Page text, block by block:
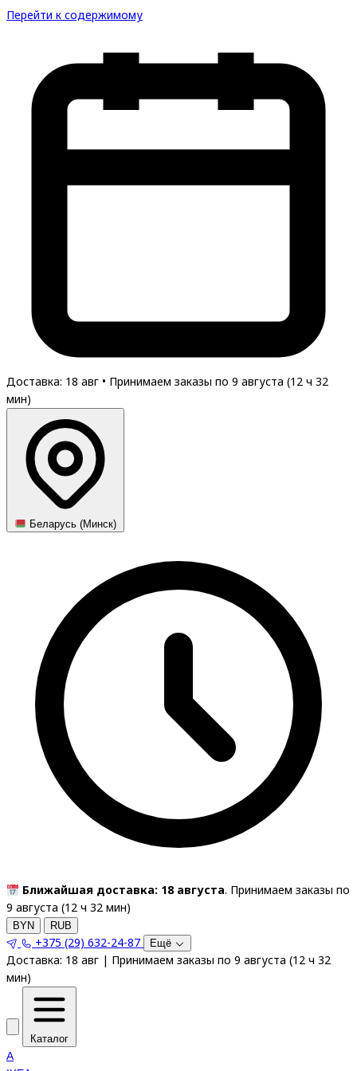
Перейти к содержимому
Доставка: 18 авг • Принимаем заказы по 9 августа (12 ч 32
мин)
Беларусь (Минск)
Ближайшая доставка: 18 августа. Принимаем заказы по
9 августа (12 ч 32 мин)
BYN RUB
+375 (29) 632-24-87 Ещё
Доставка: 18 авг | Принимаем заказы по 9 августа (12 ч 32
мин)
Каталог
A